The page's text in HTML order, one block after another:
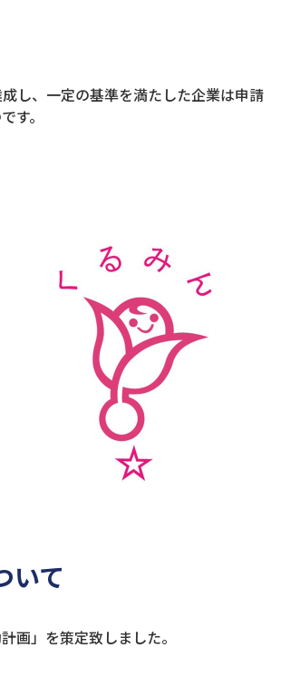
し、一定の基準を満たした企業は申請
す。
いて
画」を策定致しました。